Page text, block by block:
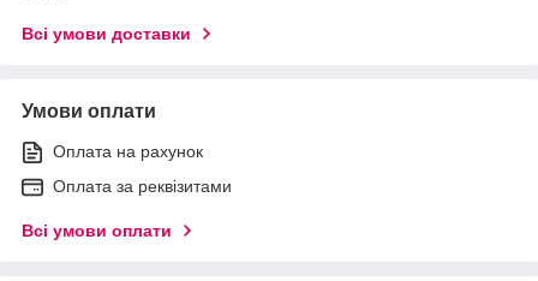
Всі умови доставки
Умови оплати
Оплата на рахунок
Оплата за реквізитами
Всі умови оплати